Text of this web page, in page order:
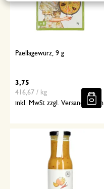
Paellagewürz, 9 g
3,75
416,67 / kg
inkl. MwSt zzgl. Versandkosten